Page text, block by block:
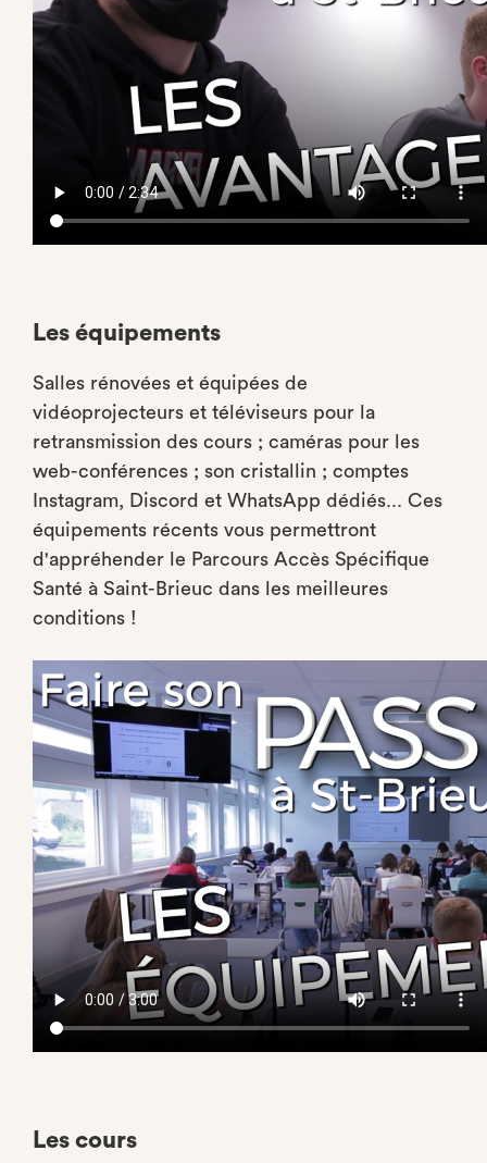
Les équipements
Salles rénovées et équipées de
vidéoprojecteurs et téléviseurs pour la
retransmission des cours ; caméras pour les
web-conférences ; son cristallin ; comptes
Instagram, Discord et WhatsApp dédiés... Ces
équipements récents vous permettront
d'appréhender le Parcours Accès Spécifique
Santé à Saint-Brieuc dans les meilleures
conditions !
Les cours